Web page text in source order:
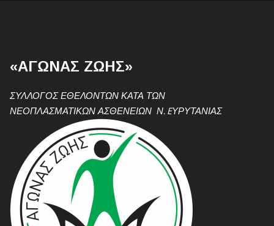
«ΑΓΩΝΑΣ ΖΩΗΣ»
ΣΥΛΛΟΓΟΣ ΕΘΕΛΟΝΤΩΝ ΚΑΤΑ ΤΩΝ
ΝΕΟΠΛΑΣΜΑΤΙΚΩΝ ΑΣΘΕΝΕΙΩΝ Ν. EΥΡΥΤΑΝΙΑΣ